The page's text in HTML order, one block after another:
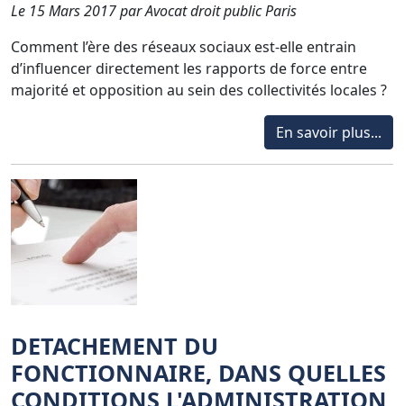
Le 15 Mars 2017 par Avocat droit public Paris
Comment l’ère des réseaux sociaux est-elle entrain
d’influencer directement les rapports de force entre
majorité et opposition au sein des collectivités locales ?
En savoir plus...
DETACHEMENT DU
FONCTIONNAIRE, DANS QUELLES
CONDITIONS L'ADMINISTRATION